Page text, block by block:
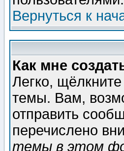
Вернуться к
Как мне
Легко,
темы. Вам,
отправить
перечислено
темы в этом